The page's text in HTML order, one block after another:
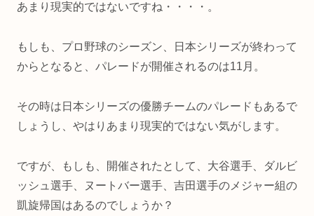
あまり現実的ではないですね・・・・。
もしも、プロ野球のシーズン、日本シリーズが終わって
からとなると、パレードが開催されるのは11月。
その時は日本シリーズの優勝チームのパレードもあるで
しょうし、やはりあまり現実的ではない気がします。
ですが、もしも、開催されたとして、大谷選手、ダルビ
ッシュ選手、ヌートバー選手、吉田選手のメジャー組の
凱旋帰国はあるのでしょうか？